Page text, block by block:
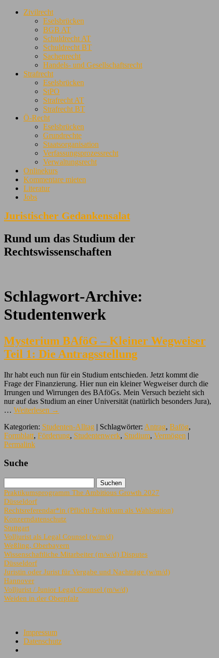
Zivilrecht
Eselsbrücken
BGB AT
Schuldrecht AT
Schuldrecht BT
Sachenrecht
Handels- und Gesellschaftsrecht
Strafrecht
Eselsbrücken
StPO
Strafrecht AT
Strafrecht BT
Ö-Recht
Eselsbrücken
Grundrechte
Staatsorganisation
Verfassungsprozessrecht
Verwaltungsrecht
Onlinekurs
Kommentare mieten
Literatur
Jobs
Juristischer Gedankensalat
Rund um das Studium der
Rechtswissenschaften
Schlagwort-Archive:
Studentenwerk
Mysterium BAföG – Kleiner Wegweiser
Teil 1: Die Antragsstellung
Ihr habt euch nun für ein Studium entschieden. Jetzt kommt die
Frage der Finanzierung. Hier nun ein kleiner Wegweiser durch die
Irrungen und Wirrungen des BAföGs. Mein Versuch bezieht sich
nur auf das Studium an einer Universität (natürlich besonders Jura),
… Weiterlesen →
Kategorien: Studenten-Alltag | Schlagwörter: Antrag, Bafög,
Formblatt, Förderung, Studentenwerk, Studium, Vermögen |
Permalink
Suche
Praktikumsprogramm The Ambitious Growth 2027
Düsseldorf
Rechtsreferendar*in (Pflicht-Praktikum als Wahlstation)
Konzerndatenschutz
Stuttgart
Volljurist als Legal Counsel (w/m/d)
Weßling, Oberbayern
Wissenschaftliche Mitarbeiter (m/w/d) Disputes
Düsseldorf
Juristin oder Jurist für Vergabe und Nachträge (w/m/d)
Hannover
Volljurist / Junior Legal Counsel (m/w/d)
Weiden in der Oberpfalz
Impressum
Datenschutz